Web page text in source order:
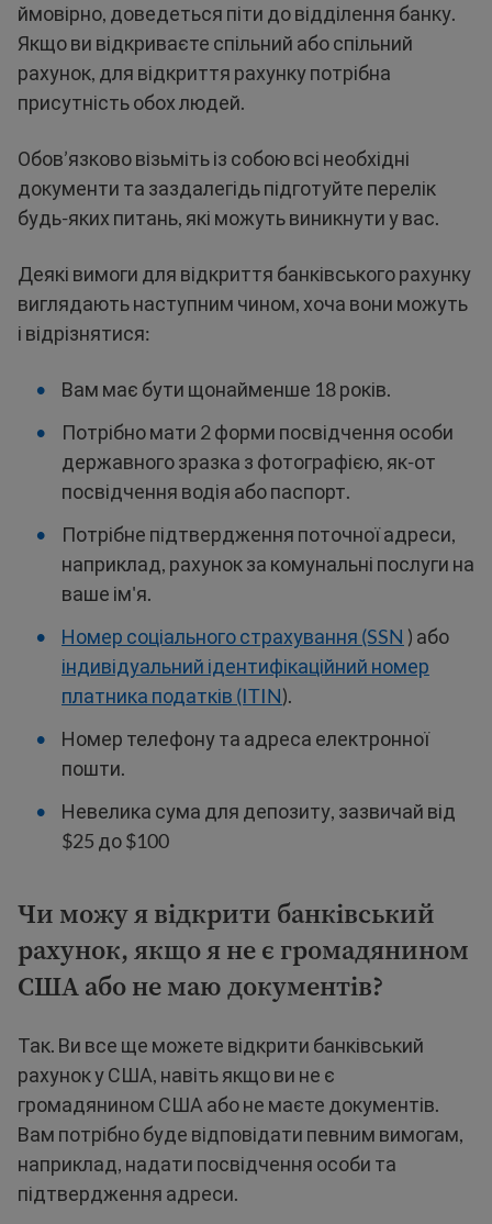
ймовірно, доведеться піти до відділення банку.
Якщо ви відкриваєте спільний або спільний
рахунок, для відкриття рахунку потрібна
присутність обох людей.
Обов’язково візьміть із собою всі необхідні
документи та заздалегідь підготуйте перелік
будь-яких питань, які можуть виникнути у вас.
Деякі вимоги для відкриття банківського рахунку
виглядають наступним чином, хоча вони можуть
і відрізнятися:
Вам має бути щонайменше 18 років.
Потрібно мати 2 форми посвідчення особи
державного зразка з фотографією, як-от
посвідчення водія або паспорт.
Потрібне підтвердження поточної адреси,
наприклад, рахунок за комунальні послуги на
ваше ім'я.
Номер соціального страхування (SSN ) або
індивідуальний ідентифікаційний номер
платника податків (ITIN).
Номер телефону та адреса електронної
пошти.
Невелика сума для депозиту, зазвичай від
$25 до $100
Чи можу я відкрити банківський
рахунок, якщо я не є громадянином
США або не маю документів?
Так. Ви все ще можете відкрити банківський
рахунок у США, навіть якщо ви не є
громадянином США або не маєте документів.
Вам потрібно буде відповідати певним вимогам,
наприклад, надати посвідчення особи та
підтвердження адреси.